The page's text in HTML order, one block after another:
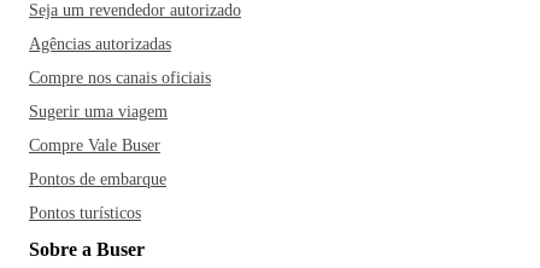
Seja um revendedor autorizado
Agências autorizadas
Compre nos canais oficiais
Sugerir uma viagem
Compre Vale Buser
Pontos de embarque
Pontos turísticos
Sobre a Buser